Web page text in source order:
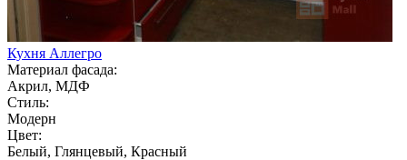
Кухня Аллегро
Материал фасада:
Акрил, МДФ
Стиль:
Модерн
Цвет:
Белый, Глянцевый, Красный